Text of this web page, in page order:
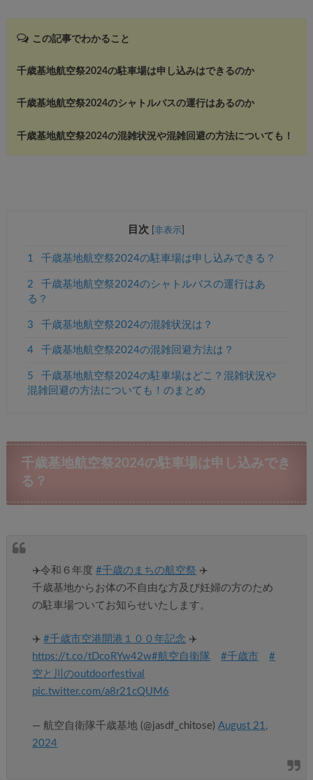
この記事でわかること
千歳基地航空祭2024の駐車場は申し込みはできるのか
千歳基地航空祭2024のシャトルバスの運行はあるのか
千歳基地航空祭2024の混雑状況や混雑回避の方法についても！
目次 [非表示
1 千歳基地航空祭2024の駐車場は申し込みできる？
2
千歳基地航空祭2024のシャトルバスの運行はあ
る？
3 千歳基地航空祭2024の混雑状況は？
4 千歳基地航空祭2024の混雑回避方法は？
5
千歳基地航空祭2024の駐車場はどこ？混雑状況や
混雑回避の方法についても！のまとめ
千歳基地航空祭2024の駐車場は申し込みでき
る？
✈️令和６年度#千歳のまちの航空祭 ✈️
千歳基地からお体の不自由な方及び妊婦の方のため
の駐車場ついてお知らせいたします。
✈️#千歳市空港開港１００年記念 ✈️
https://t.co/tDcoRYw42w#航空自衛隊 #千歳市
#
空と川のoutdoorfestival
pic.twitter.com/a8r21cQUM6
— 航空自衛隊千歳基地 (@jasdf_chitose)August 21,
2024